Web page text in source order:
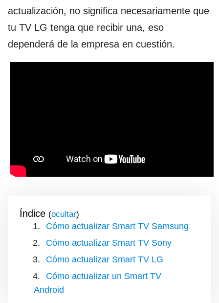
actualización, no significa necesariamente que
tu TV LG tenga que recibir una, eso
dependerá de la empresa en cuestión.
Índice ( )
Cómo actualizar Smart TV Samsung
Cómo actualizar Smart TV Sony
Cómo actualizar Smart TV LG
Cómo actualizar un Smart TV
Android